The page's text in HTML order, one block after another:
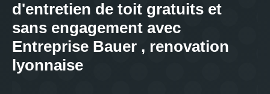
d'entretien de toit gratuits et
sans engagement avec
Entreprise Bauer , renovation
lyonnaise